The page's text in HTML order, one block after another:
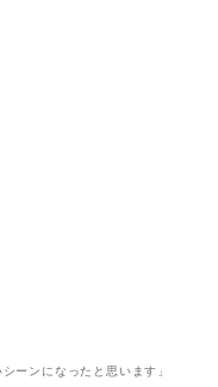
シーンになったと思います」